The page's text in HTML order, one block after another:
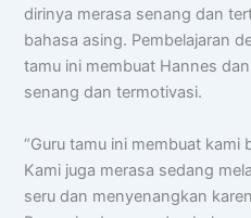
dirinya merasa senang dan
bahasa asing. Pembelajaran
tamu ini membuat Hannes
senang dan termotivasi.
“Guru tamu ini membuat kami
Kami juga merasa sedang
seru dan menyenangkan